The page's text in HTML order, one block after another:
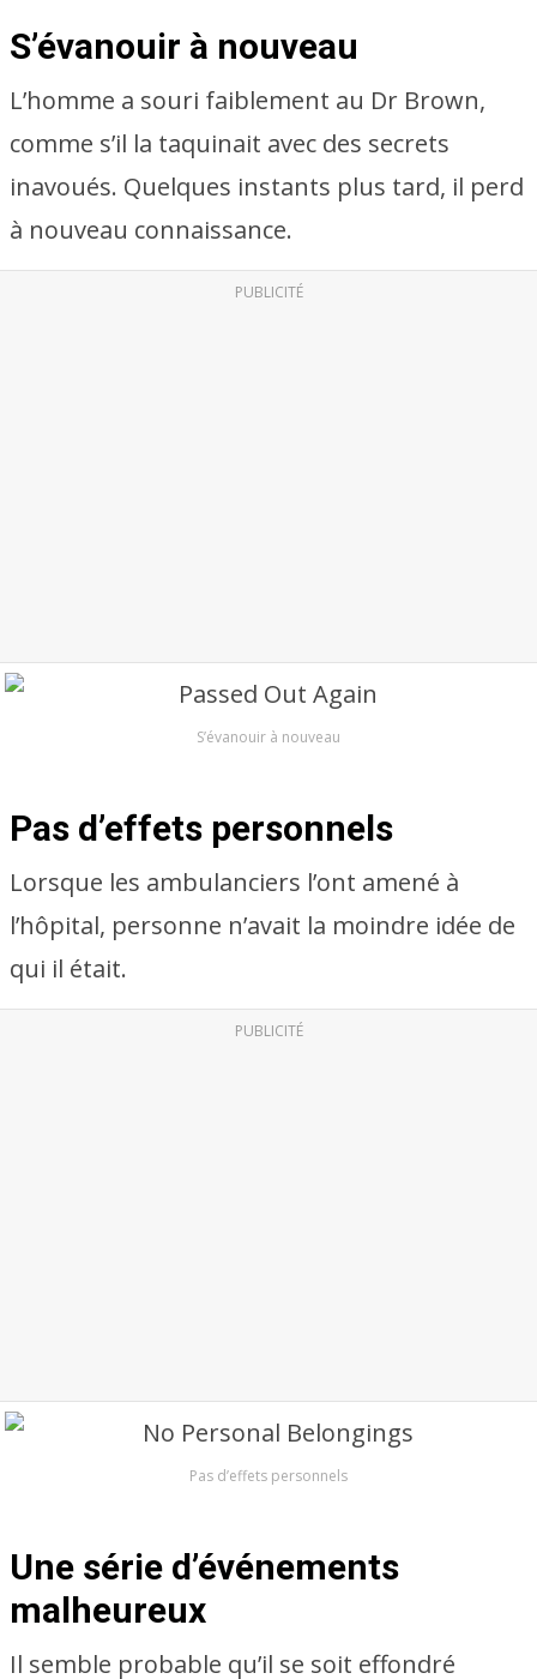
S’évanouir à nouveau
L’homme a souri faiblement au Dr Brown,
comme s’il la taquinait avec des secrets
inavoués. Quelques instants plus tard, il perd
à nouveau connaissance.
PUBLICITÉ
S’évanouir à nouveau
Pas d’effets personnels
Lorsque les ambulanciers l’ont amené à
l’hôpital, personne n’avait la moindre idée de
qui il était.
PUBLICITÉ
Pas d’effets personnels
Une série d’événements
malheureux
Il semble probable qu’il se soit effondré